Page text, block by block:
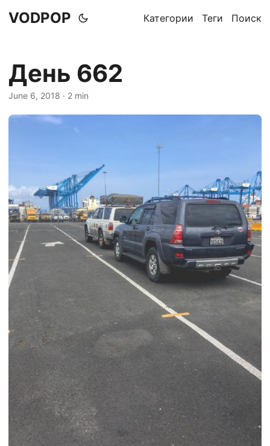
VODPOP Категории Теги Поиск
День 662
June 6, 2018 · 2 min